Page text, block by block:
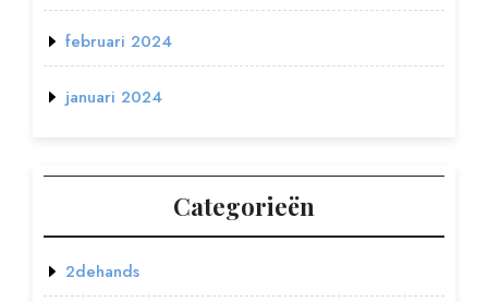
februari 2024
januari 2024
Categorieën
2dehands